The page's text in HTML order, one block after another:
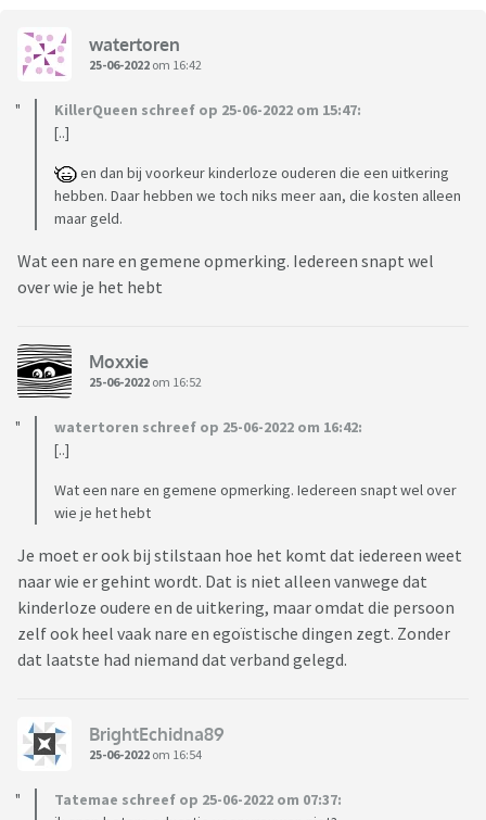
bevolking maar blijft toenemen en iedereen het met minder
moet doen?
watertoren
25-06-2022 om 16:42
KillerQueen schreef op 25-06-2022 om 15:47:
[..]
en dan bij voorkeur kinderloze ouderen die een uitkering
hebben. Daar hebben we toch niks meer aan, die kosten alleen
maar geld.
Wat een nare en gemene opmerking. Iedereen snapt wel
over wie je het hebt
Moxxie
25-06-2022 om 16:52
watertoren schreef op 25-06-2022 om 16:42:
[..]
Wat een nare en gemene opmerking. Iedereen snapt wel over
wie je het hebt
Je moet er ook bij stilstaan hoe het komt dat iedereen weet
naar wie er gehint wordt. Dat is niet alleen vanwege dat
kinderloze oudere en de uitkering, maar omdat die persoon
zelf ook heel vaak nare en egoïstische dingen zegt. Zonder
dat laatste had niemand dat verband gelegd.
BrightEchidna89
25-06-2022 om 16:54
Tatemae schreef op 25-06-2022 om 07:37: